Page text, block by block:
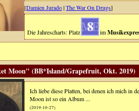
[Damien Jurado|The War On Drugs]
Die Jahrescharts: Platz 8 im
Moon" (BB*Island/Grapefruit, Okt. 2019)
Ich liebe diese Platten, bei denen ich mich in
Moon ist so ein Album ...
(2019-10-27)